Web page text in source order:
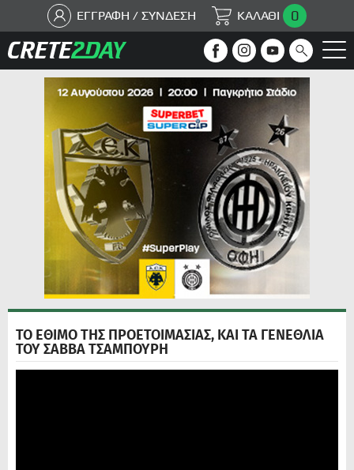
ΕΓΓΡΑΦΗ / ΣΥΝΔΕΣΗ ΚΑΛΑΘΙ 0
ΤΟ ΕΘΙΜΟ ΤΗΣ ΠΡΟΕΤΟΙΜΑΣΙΑΣ, ΚΑΙ ΤΑ ΓΕΝΕΘΛΙΑ
ΤΟΥ ΣΑΒΒΑ ΤΣΑΜΠΟΥΡΗ